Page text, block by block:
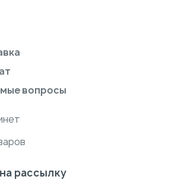
вопросы
рассылку